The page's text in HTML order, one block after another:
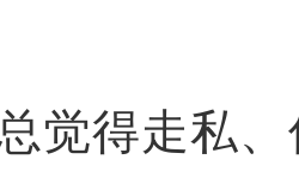
得走私、